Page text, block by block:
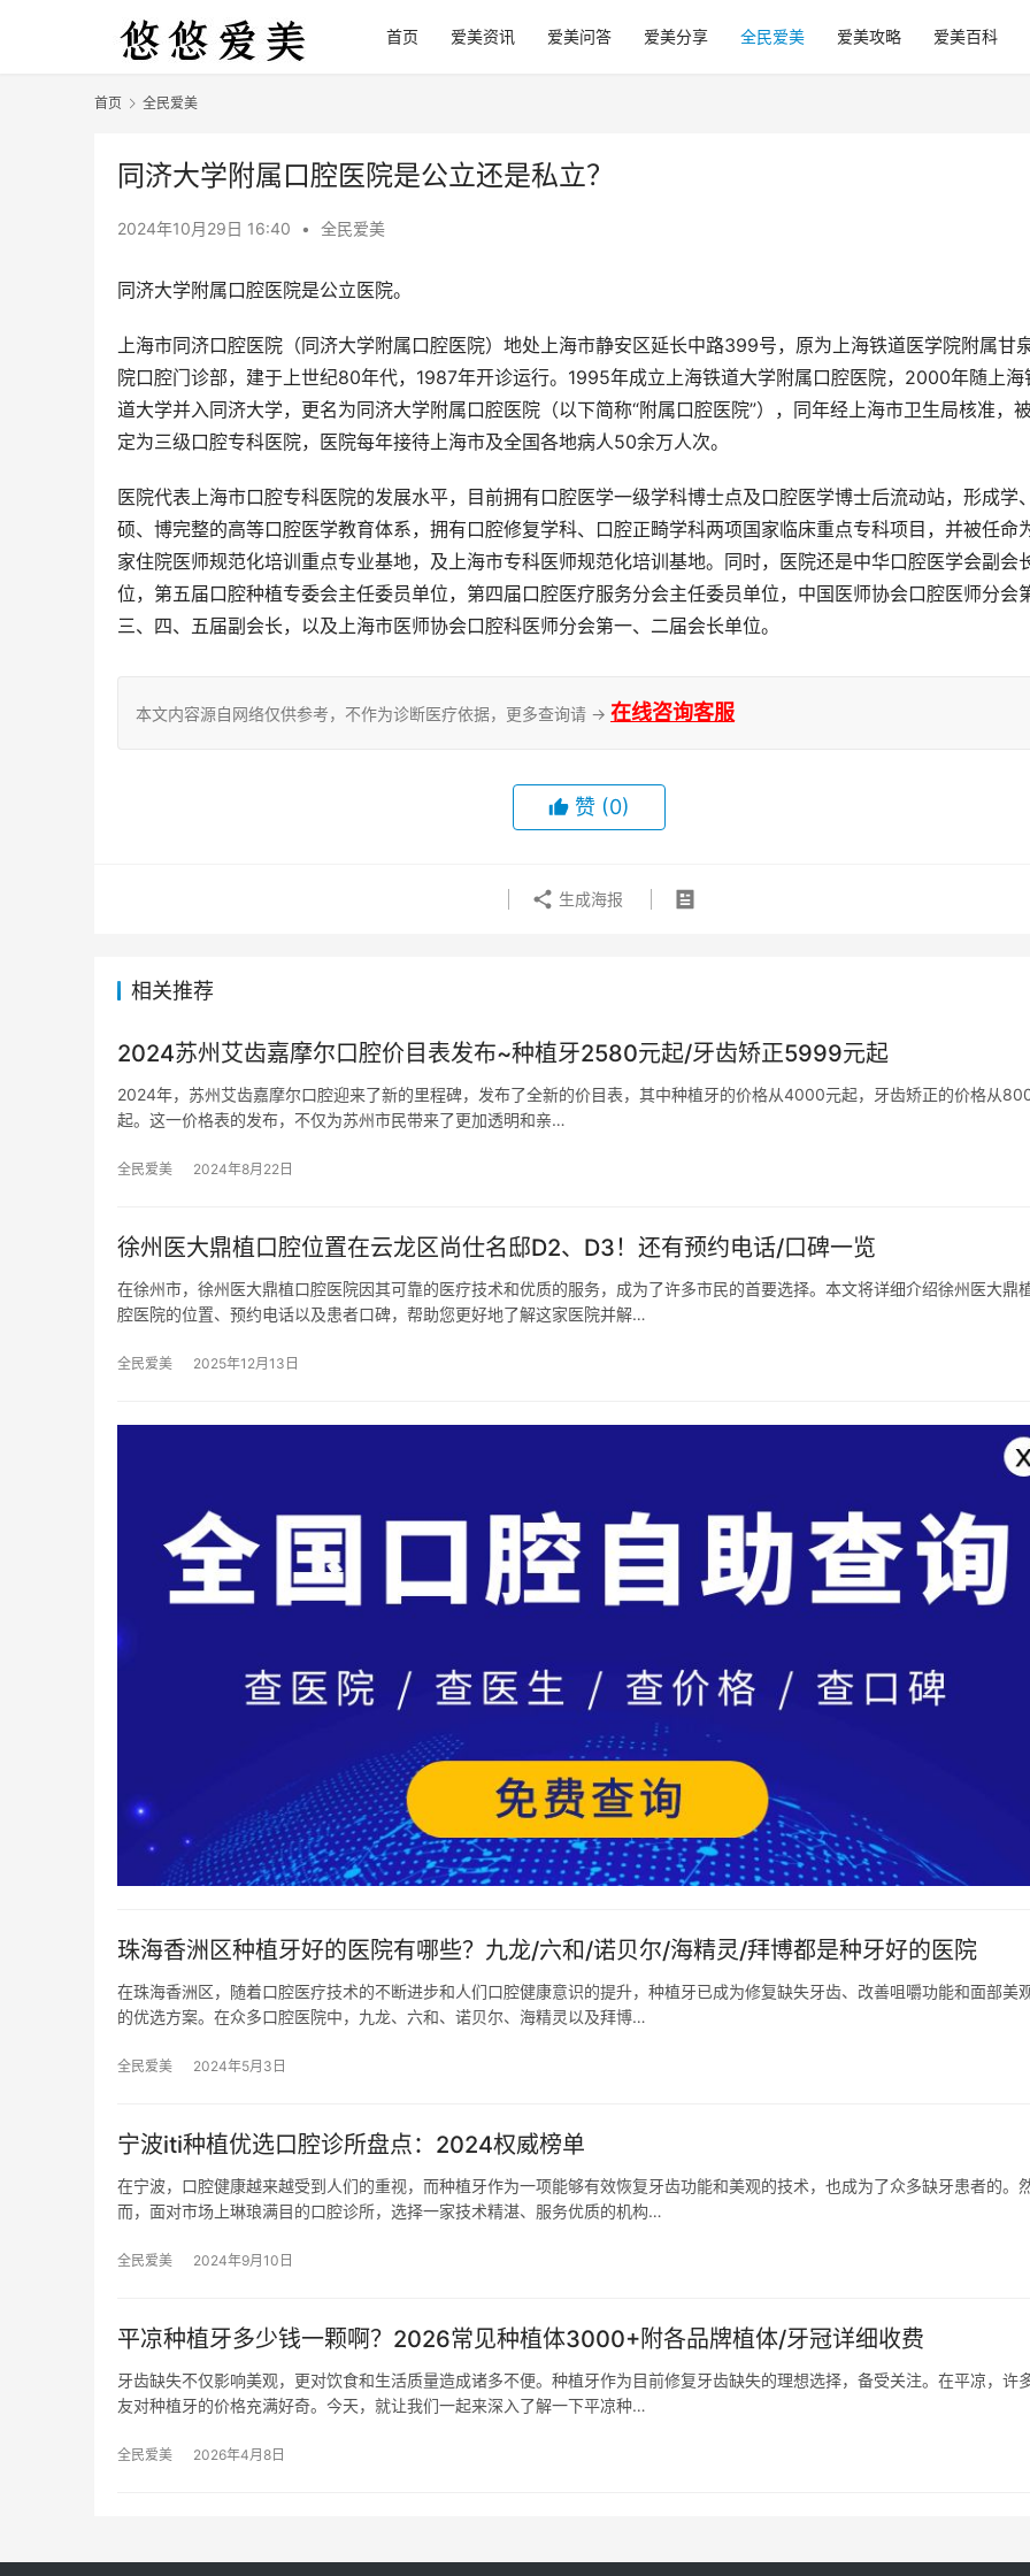
首页 爱美资讯 爱美问答 爱美分享 全民爱美 爱美攻略 爱美百科
首页 全民爱美
同济大学附属口腔医院是公立还是私立？
2024年10月29日 16:40 • 全民爱美
同济大学附属口腔医院是公立医院。
上海市同济口腔医院（同济大学附属口腔医院）地处上海市静安区延长中路399号，原为上海铁道医学院附属甘
院口腔门诊部，建于上世纪80年代，1987年开诊运行。1995年成立上海铁道大学附属口腔医院，2000年随上海
道大学并入同济大学，更名为同济大学附属口腔医院（以下简称“附属口腔医院”），同年经上海市卫生局核准，
定为三级口腔专科医院，医院每年接待上海市及全国各地病人50余万人次。
医院代表上海市口腔专科医院的发展水平，目前拥有口腔医学一级学科博士点及口腔医学博士后流动站，形成学
硕、博完整的高等口腔医学教育体系，拥有口腔修复学科、口腔正畸学科两项国家临床重点专科项目，并被任命
家住院医师规范化培训重点专业基地，及上海市专科医师规范化培训基地。同时，医院还是中华口腔医学会副会
位，第五届口腔种植专委会主任委员单位，第四届口腔医疗服务分会主任委员单位，中国医师协会口腔医师分会
三、四、五届副会长，以及上海市医师协会口腔科医师分会第一、二届会长单位。
本文内容源自网络仅供参考，不作为诊断医疗依据，更多查询请 → 在线咨询客服
赞 (0)
生成海报
相关推荐
2024苏州艾齿嘉摩尔口腔价目表发布~种植牙2580元起/牙齿矫正5999元起
2024年，苏州艾齿嘉摩尔口腔迎来了新的里程碑，发布了全新的价目表，其中种植牙的价格从4000元起，牙齿矫正的价格从
起。这一价格表的发布，不仅为苏州市民带来了更加透明和亲…
全民爱美 2024年8月22日
徐州医大鼎植口腔位置在云龙区尚仕名邸D2、D3！还有预约电话/口碑一览
在徐州市，徐州医大鼎植口腔医院因其可靠的医疗技术和优质的服务，成为了许多市民的首要选择。本文将详细介绍徐州医大鼎
腔医院的位置、预约电话以及患者口碑，帮助您更好地了解这家医院并解…
全民爱美 2025年12月13日
珠海香洲区种植牙好的医院有哪些？九龙/六和/诺贝尔/海精灵/拜博都是种牙好的医院
在珠海香洲区，随着口腔医疗技术的不断进步和人们口腔健康意识的提升，种植牙已成为修复缺失牙齿、改善咀嚼功能和面部美
的优选方案。在众多口腔医院中，九龙、六和、诺贝尔、海精灵以及拜博…
全民爱美 2024年5月3日
宁波iti种植优选口腔诊所盘点：2024权威榜单
在宁波，口腔健康越来越受到人们的重视，而种植牙作为一项能够有效恢复牙齿功能和美观的技术，也成为了众多缺牙患者的。
而，面对市场上琳琅满目的口腔诊所，选择一家技术精湛、服务优质的机构…
全民爱美 2024年9月10日
平凉种植牙多少钱一颗啊？2026常见种植体3000+附各品牌植体/牙冠详细收费
牙齿缺失不仅影响美观，更对饮食和生活质量造成诸多不便。种植牙作为目前修复牙齿缺失的理想选择，备受关注。在平凉，许
友对种植牙的价格充满好奇。今天，就让我们一起来深入了解一下平凉种…
全民爱美 2026年4月8日